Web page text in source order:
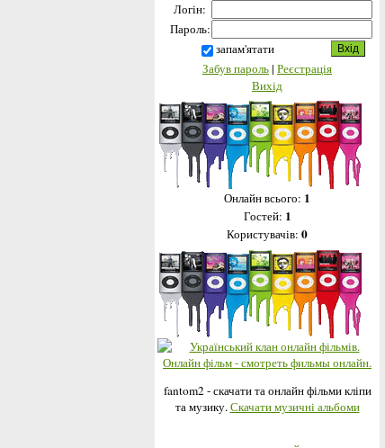
Логін:
Пароль:
запам'ятати
Забув пароль| Реєстрація
Вихід
Онлайн всього: 1
Гостей: 1
Користувачів: 0
fantom2 - скачати та онлайн фільми кліпи
та музику.Скачати музичні альбоми